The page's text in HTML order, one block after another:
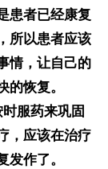
患者已经康复
所以患者应该
情，让自己的
恢复。
服药来巩固
，应该在治疗
作了。